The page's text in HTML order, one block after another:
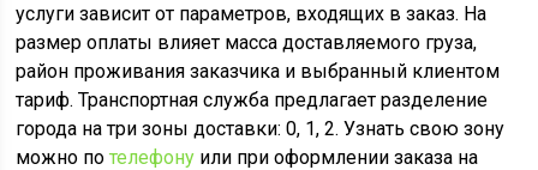
услуги зависит от параметров, входящих в заказ. На
размер оплаты влияет масса доставляемого груза,
район проживания заказчика и выбранный клиентом
тариф. Транспортная служба предлагает разделение
города на три зоны доставки: 0, 1, 2. Узнать свою зону
можно потелефону или при оформлении заказа на